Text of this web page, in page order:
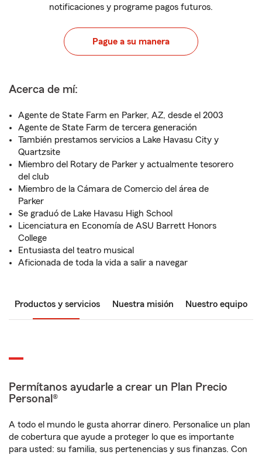
notificaciones y programe pagos futuros.
Pague a su manera
Acerca de mí:
Agente de State Farm en Parker, AZ, desde el 2003
Agente de State Farm de tercera generación
También prestamos servicios a Lake Havasu City y
Quartzsite
Miembro del Rotary de Parker y actualmente tesorero
del club
Miembro de la Cámara de Comercio del área de
Parker
Se graduó de Lake Havasu High School
Licenciatura en Economía de ASU Barrett Honors
College
Entusiasta del teatro musical
Aficionada de toda la vida a salir a navegar
Productos y servicios Nuestra misión Nuestro equipo
Permítanos ayudarle a crear un Plan Precio
Personal®
A todo el mundo le gusta ahorrar dinero. Personalice un plan
de cobertura que ayude a proteger lo que es importante
para usted: su familia, sus pertenencias y sus finanzas. Con